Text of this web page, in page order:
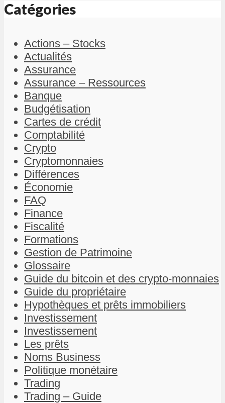
Catégories
Actions – Stocks
Actualités
Assurance
Assurance – Ressources
Banque
Budgétisation
Cartes de crédit
Comptabilité
Crypto
Cryptomonnaies
Différences
Économie
FAQ
Finance
Fiscalité
Formations
Gestion de Patrimoine
Glossaire
Guide du bitcoin et des crypto-monnaies
Guide du propriétaire
Hypothèques et prêts immobiliers
Investissement
Investissement
Les prêts
Noms Business
Politique monétaire
Trading
Trading – Guide